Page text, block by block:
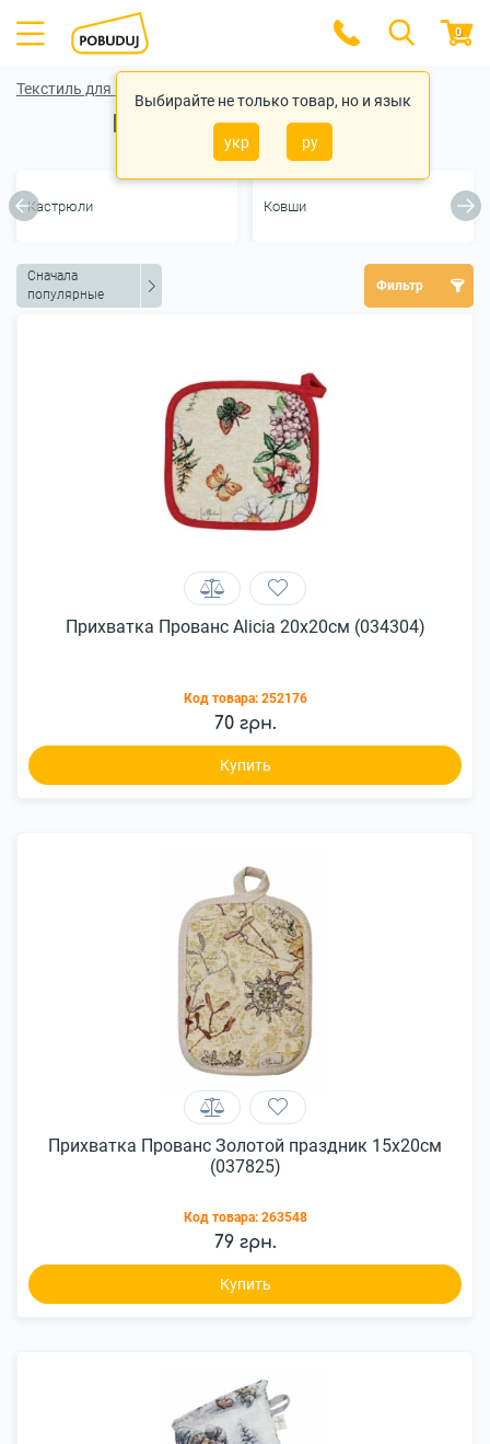
Выбирайте не только товар, но и язык
укр ру
0
Текстиль для кухни
Прихватки для кухни
Кастрюли Ковши
Сначала
популярные
Фильтр
Прихватка Прованс Alicia 20х20см (034304)
Код товара: 252176
70 грн.
Купить
Прихватка Прованс Золотой праздник 15х20см
(037825)
Код товара: 263548
79 грн.
Купить